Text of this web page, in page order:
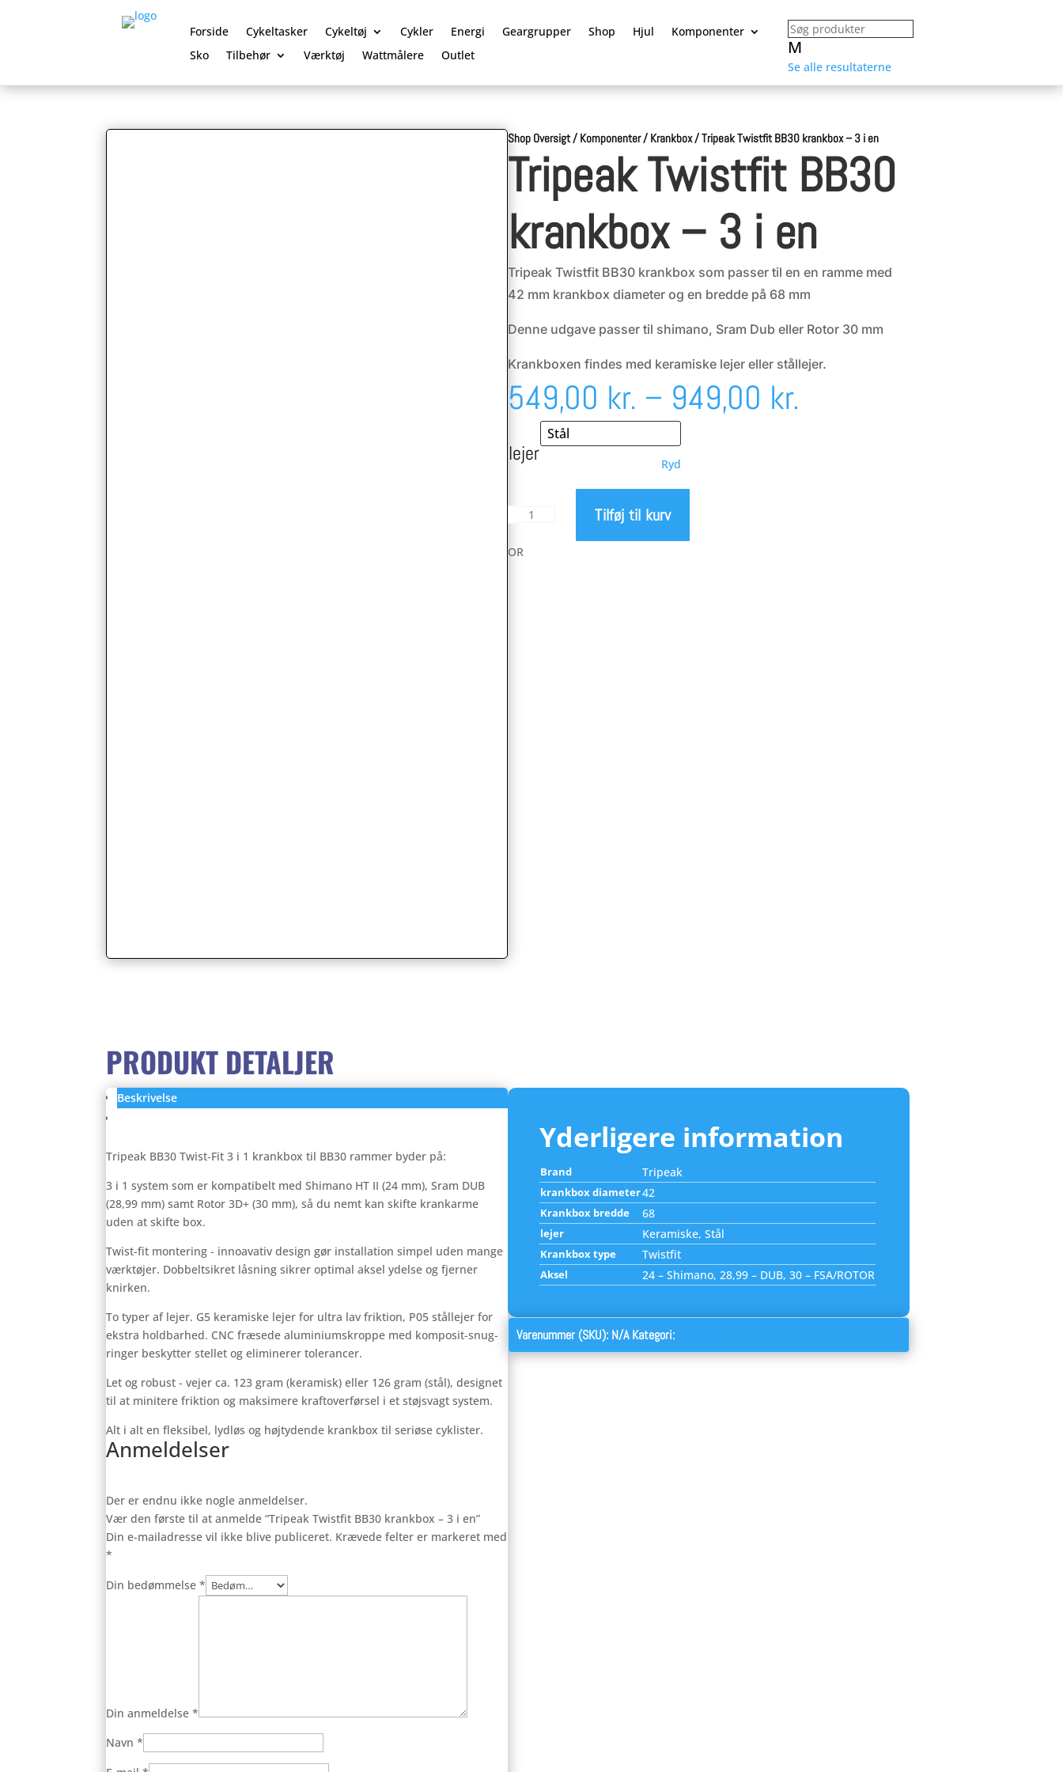
Forside Cykeltasker Cykeltøj Cykler Energi Geargrupper Shop Hjul
Komponenter
Sko
Tilbehør Værktøj Wattmålere Outlet M
Se alle resultaterne
Shop Oversigt / Komponenter/ Krankbox/Tripeak Twistfit BB30 krankbox – 3 i en
Tripeak Twistfit BB30
krankbox – 3 i en
Tripeak Twistfit BB30 krankbox som passer til en en ramme med
42 mm krankbox diameter og en bredde på 68 mm
Denne udgave passer til shimano, Sram Dub eller Rotor 30 mm
Krankboxen findes med keramiske lejer eller stållejer.
549,00 kr. – 949,00 kr.
lejer Ryd
Tripeak
BB30
Tilføj til kurv
OR
PRODUKT DETALJER
Beskrivelse
Tripeak BB30 Twist-Fit 3 i 1 krankbox til BB30 rammer byder på:
3 i 1 system som er kompatibelt med Shimano HT II (24 mm), Sram DUB
(28,99 mm) samt Rotor 3D+ (30 mm), så du nemt kan skifte krankarme
uden at skifte box.
Twist-fit montering - innoavativ design gør installation simpel uden mange
værktøjer. Dobbeltsikret låsning sikrer optimal aksel ydelse og fjerner
knirken.
To typer af lejer. G5 keramiske lejer for ultra lav friktion, P05 stållejer for
ekstra holdbarhed. CNC fræsede aluminiumskroppe med komposit-snug-
ringer beskytter stellet og eliminerer tolerancer.
Let og robust - vejer ca. 123 gram (keramisk) eller 126 gram (stål), designet
til at minitere friktion og maksimere kraftoverførsel i et støjsvagt system.
Alt i alt en fleksibel, lydløs og højtydende krankbox til seriøse cyklister.
Anmeldelser
Der er endnu ikke nogle anmeldelser.
Vær den første til at anmelde “Tripeak Twistfit BB30 krankbox – 3 i en”
Din e-mailadresse vil ikke blive publiceret. Krævede felter er markeret med
*
Din bedømmelse*
Din anmeldelse*
Navn*
Yderligere information
Brand Tripeak
krankbox diameter42
Krankbox bredde 68
lejer Keramiske, Stål
Krankbox type Twistfit
Aksel 24 – Shimano, 28,99 – DUB, 30 – FSA/ROTOR
Varenummer (SKU): N/A Kategori: